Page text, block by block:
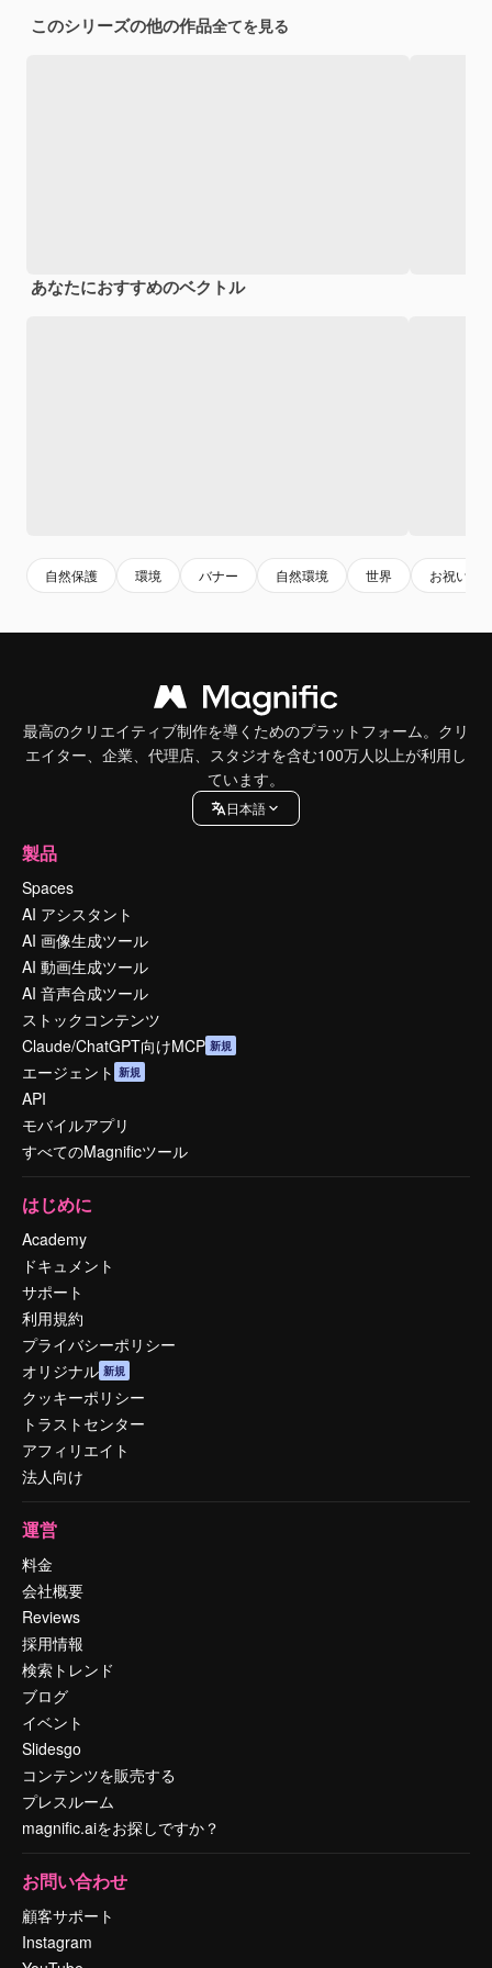
このシリーズの他の作品全てを見る
あなたにおすすめのベクトル
自然保護 環境 バナー 自然環境 世界 お祝い
最高のクリエイティブ制作を導くためのプラットフォーム。クリ
エイター、企業、代理店、スタジオを含む100万人以上が利用し
ています。
日本語
製品
Spaces
AI アシスタント
AI 画像生成ツール
AI 動画生成ツール
AI 音声合成ツール
ストックコンテンツ
Claude/ChatGPT向けMCP 新規
エージェント 新規
API
モバイルアプリ
すべてのMagnificツール
はじめに
Academy
ドキュメント
サポート
利用規約
プライバシーポリシー
オリジナル 新規
クッキーポリシー
トラストセンター
アフィリエイト
法人向け
運営
料金
会社概要
Reviews
採用情報
検索トレンド
ブログ
イベント
Slidesgo
コンテンツを販売する
プレスルーム
magnific.aiをお探しですか？
お問い合わせ
顧客サポート
Instagram